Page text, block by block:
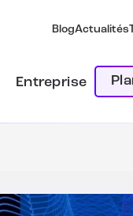
BlogActualités
Entreprise